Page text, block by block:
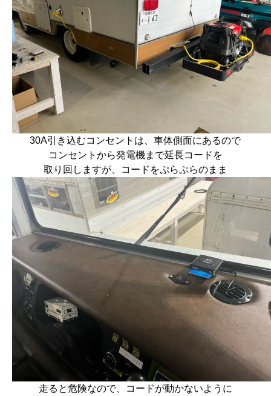
30A引き込むコンセントは、車体側面にあるので
コンセントから発電機まで延長コードを
取り回しますが、コードをぷらぷらのまま
走ると危険なので、コードが動かないように